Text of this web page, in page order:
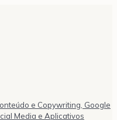
e Copywriting, Google
Media e Aplicativos